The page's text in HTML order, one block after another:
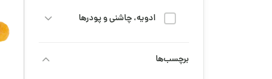
ادویه، چاشنی و پودرها
برچسب‌ها